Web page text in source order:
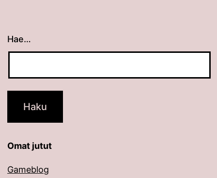
Hae…
Kun tuloksia tulee, voit selata niitä
Omat jutut
Gameblog